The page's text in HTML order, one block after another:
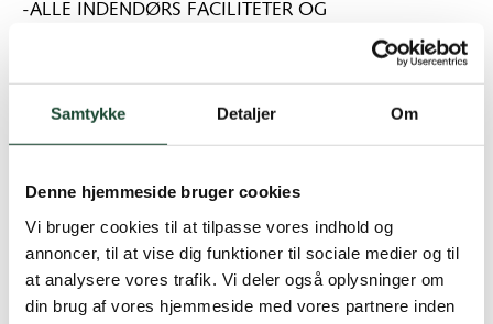
Samtykke Detaljer Om
Denne hjemmeside bruger cookies
Vi bruger cookies til at tilpasse vores indhold og
annoncer, til at vise dig funktioner til sociale medier og til
at analysere vores trafik. Vi deler også oplysninger om
din brug af vores hjemmeside med vores partnere inden
-ALLE INDENDØRS FACILITETER OG
HUSK AT REGERINGENS OG MYNDIGHEDERNES
Der vil ikke være nogen flag på greens eller river i
under ”banen”. Vi vil enten benytte hulkopper med
lille dybde (lig puttinggreen), eller hulkop løftet 2cm
over kanten, hvor bolden er i hul når den rammer
hulkoppen. Der ”rives” i bunkeren med din fod, og der